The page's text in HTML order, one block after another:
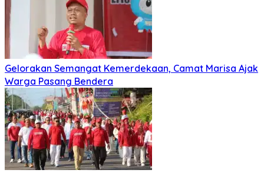
Gelorakan Semangat Kemerdekaan, Camat Marisa Ajak
Warga Pasang Bendera